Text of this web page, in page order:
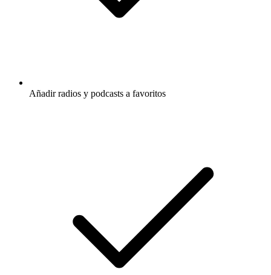
Añadir radios y podcasts a favoritos